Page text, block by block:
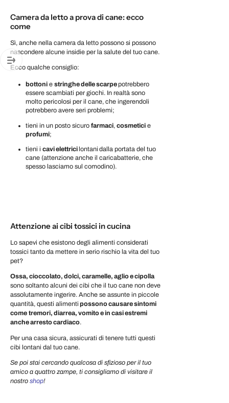
Camera da letto a prova di cane: ecco
come
Sì, anche nella camera da letto possono si possono
nascondere alcune insidie per la salute del tuo cane.
Ecco qualche consiglio:
bottoni e stringhe delle scarpepotrebbero
essere scambiati per giochi. In realtà sono
molto pericolosi per il cane, che ingerendoli
potrebbero avere seri problemi;
tieni in un posto sicuro farmaci, cosmetici e
profumi;
tieni i cavi elettrici lontani dalla portata del tuo
cane (attenzione anche il caricabatterie, che
spesso lasciamo sul comodino).
Attenzione ai cibi tossici in cucina
Lo sapevi che esistono degli alimenti considerati
tossici tanto da mettere in serio rischio la vita del tuo
pet?
Ossa, cioccolato, dolci, caramelle, aglio e cipolla
sono soltanto alcuni dei cibi che il tuo cane non deve
assolutamente ingerire. Anche se assunte in piccole
quantità, questi alimenti possono causare sintomi
come tremori, diarrea, vomito e in casi estremi
anche arresto cardiaco.
Per una casa sicura, assicurati di tenere tutti questi
cibi lontani dal tuo cane.
Se poi stai cercando qualcosa di sfizioso per il tuo
amico a quattro zampe, ti consigliamo di visitare il
nostro shop!